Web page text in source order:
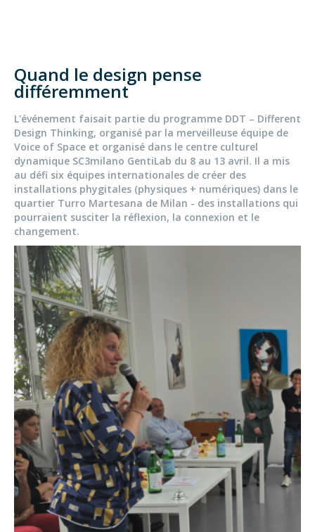
Quand le design pense
différemment
L'événement faisait partie du programme DDT – Different
Design Thinking, organisé par la merveilleuse équipe de
Voice of Space et organisé dans le centre culturel
dynamique SC3milano GentiLab du 8 au 13 avril. Il a mis
au défi six équipes internationales de créer des
installations phygitales (physiques + numériques) dans le
quartier Turro Martesana de Milan - des installations qui
pourraient susciter la réflexion, la connexion et le
changement.